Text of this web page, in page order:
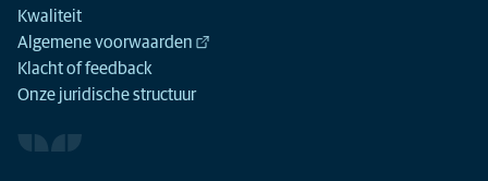
Kwaliteit
Algemene voorwaarden
Klacht of feedback
Onze juridische structuur